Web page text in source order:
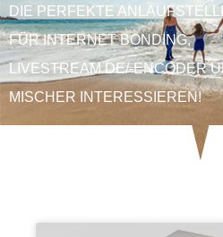
DIE PERFEKTE
FÜR INTERNET BONDING,
LIVESTREAM DE/-ENCODER
MISCHER INTERESSIEREN!